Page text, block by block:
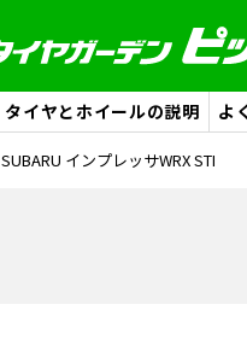
タイヤとホイールの説明 よ
SUBARU インプレッサWRX STI